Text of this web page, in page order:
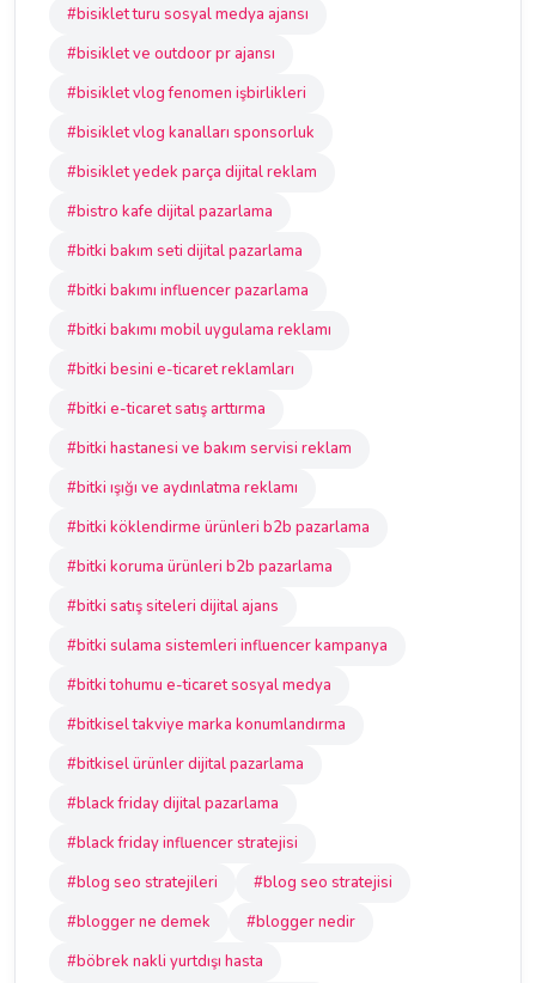
#bisiklet turu sosyal medya ajansı
#bisiklet ve outdoor pr ajansı
#bisiklet vlog fenomen işbirlikleri
#bisiklet vlog kanalları sponsorluk
#bisiklet yedek parça dijital reklam
#bistro kafe dijital pazarlama
#bitki bakım seti dijital pazarlama
#bitki bakımı influencer pazarlama
#bitki bakımı mobil uygulama reklamı
#bitki besini e-ticaret reklamları
#bitki e-ticaret satış arttırma
#bitki hastanesi ve bakım servisi reklam
#bitki ışığı ve aydınlatma reklamı
#bitki köklendirme ürünleri b2b pazarlama
#bitki koruma ürünleri b2b pazarlama
#bitki satış siteleri dijital ajans
#bitki sulama sistemleri influencer kampanya
#bitki tohumu e-ticaret sosyal medya
#bitkisel takviye marka konumlandırma
#bitkisel ürünler dijital pazarlama
#black friday dijital pazarlama
#black friday influencer stratejisi
#blog seo stratejileri
#blog seo stratejisi
#blogger ne demek
#blogger nedir
#böbrek nakli yurtdışı hasta